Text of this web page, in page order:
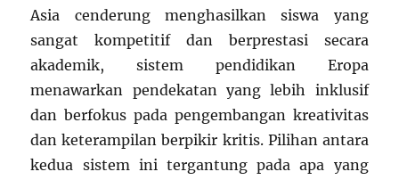
Asia cenderung menghasilkan siswa yang
sangat kompetitif dan berprestasi secara
akademik, sistem pendidikan Eropa
menawarkan pendekatan yang lebih inklusif
dan berfokus pada pengembangan kreativitas
dan keterampilan berpikir kritis. Pilihan antara
kedua sistem ini tergantung pada apa yang